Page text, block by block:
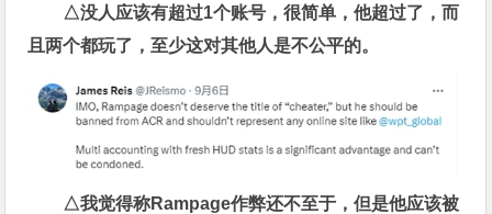
△没人应该有超过1个账号，很简单，他超过了，而
且两个都玩了，至少这对其他人是不公平的。
△我觉得称Rampage作弊还不至于，但是他应该被